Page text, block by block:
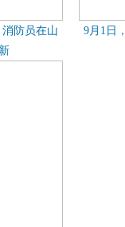
防员在山
9月1日